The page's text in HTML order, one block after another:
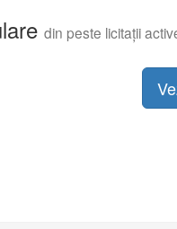
din peste licitații